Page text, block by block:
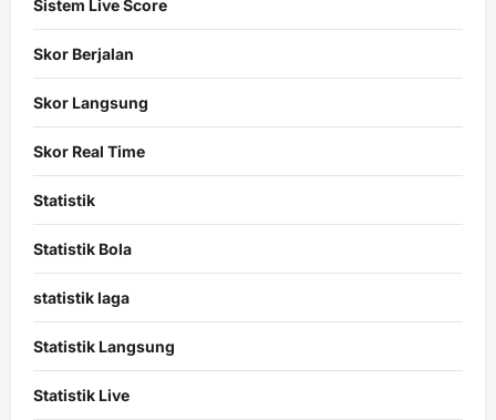
Sistem Live Score
Skor Berjalan
Skor Langsung
Skor Real Time
Statistik
Statistik Bola
statistik laga
Statistik Langsung
Statistik Live